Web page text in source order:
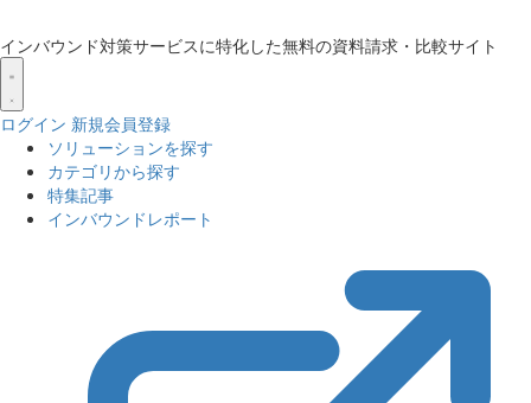
インバウンド対策サービスに特化した無料の資料請求・比較サイト
ログイン 新規会員登録
ソリューションを探す
カテゴリから探す
特集記事
インバウンドレポート